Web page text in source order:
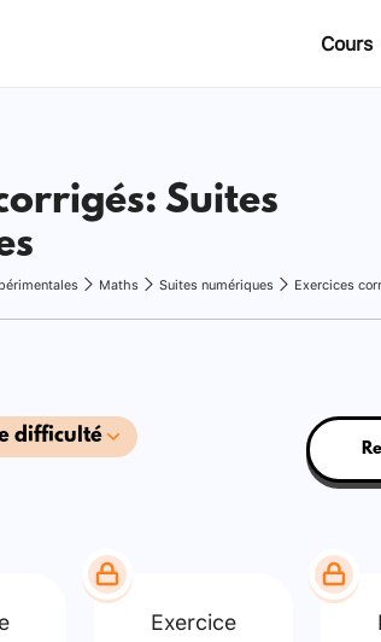
Cours
Suites
Maths Suites numériques Exercices
difficulté
Exercice